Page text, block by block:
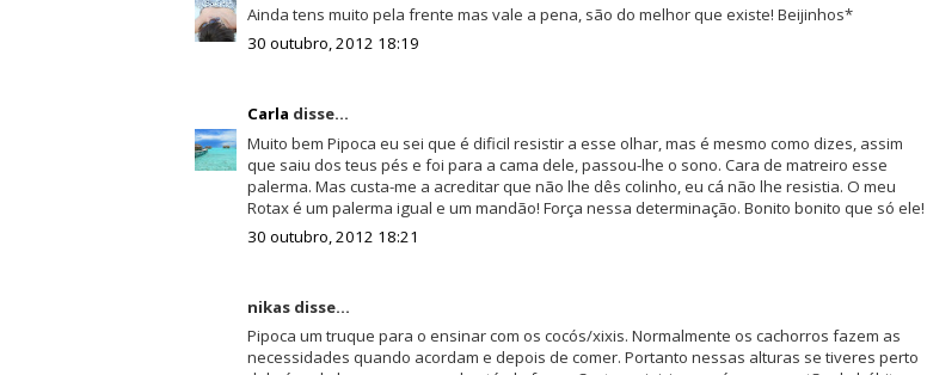
Ainda tens muito pela frente mas vale a pena, são do melhor que existe! Beijinhos*
30 outubro, 2012 18:19
Carla disse...
Muito bem Pipoca eu sei que é dificil resistir a esse olhar, mas é mesmo como dizes, assim
que saiu dos teus pés e foi para a cama dele, passou-lhe o sono. Cara de matreiro esse
palerma. Mas custa-me a acreditar que não lhe dês colinho, eu cá não lhe resistia. O meu
Rotax é um palerma igual e um mandão! Força nessa determinação. Bonito bonito que só ele!
30 outubro, 2012 18:21
nikas disse...
Pipoca um truque para o ensinar com os cocós/xixis. Normalmente os cachorros fazem as
necessidades quando acordam e depois de comer. Portanto nessas alturas se tiveres perto